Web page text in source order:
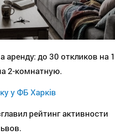
аренду: до 30 откликов на
2-комнатную.
у ФБ Харків
рейтинг активности